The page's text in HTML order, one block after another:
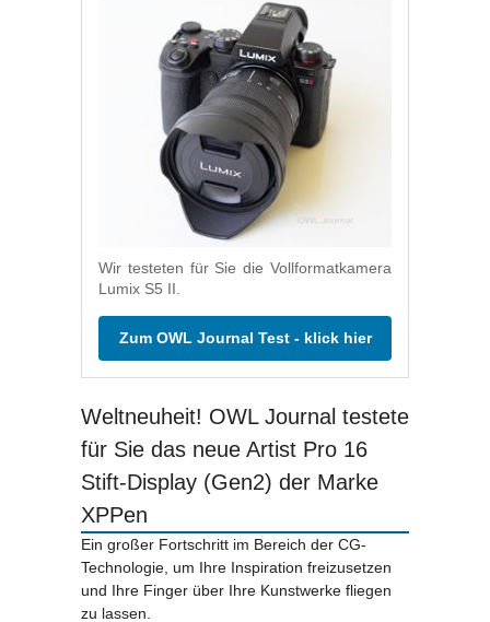
Wir testeten für Sie die Vollformatkamera
Lumix S5 II.
Zum OWL Journal Test - klick hier
Weltneuheit! OWL Journal testete
für Sie das neue Artist Pro 16
Stift-Display (Gen2) der Marke
XPPen
Ein großer Fortschritt im Bereich der CG-
Technologie, um Ihre Inspiration freizusetzen
und Ihre Finger über Ihre Kunstwerke fliegen
zu lassen.